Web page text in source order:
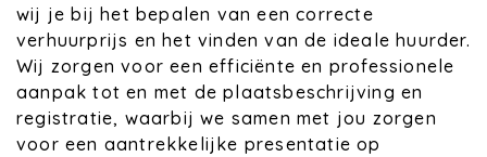
wij je bij het bepalen van een correcte
verhuurprijs en het vinden van de ideale huurder.
Wij zorgen voor een efficiënte en professionele
aanpak tot en met de plaatsbeschrijving en
registratie, waarbij we samen met jou zorgen
voor een aantrekkelijke presentatie op